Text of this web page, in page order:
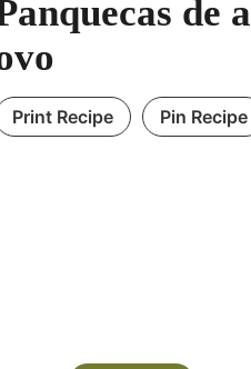
de
Print Recipe Pin Recipe